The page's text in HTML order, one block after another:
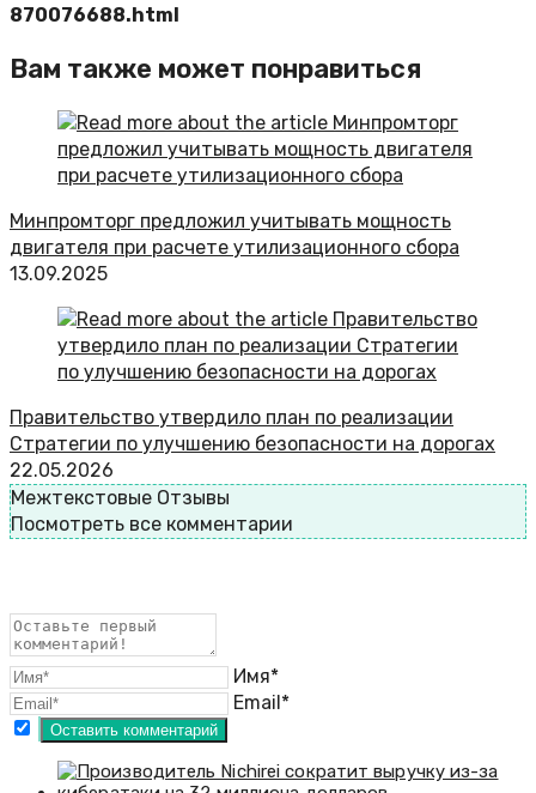
870076688.html
Вам также может понравиться
Минпромторг предложил учитывать мощность
двигателя при расчете утилизационного сбора
13.09.2025
Правительство утвердило план по реализации
Стратегии по улучшению безопасности на дорогах
22.05.2026
Межтекстовые Отзывы
Посмотреть все комментарии
Имя*
Email*